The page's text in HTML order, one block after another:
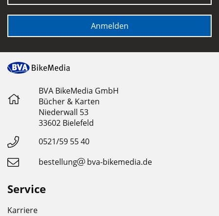
Anmelden
BVA BikeMedia GmbH
Bücher & Karten
Niederwall 53
33602 Bielefeld
0521/59 55 40
bestellung
bva-bikemedia.de
Service
Karriere